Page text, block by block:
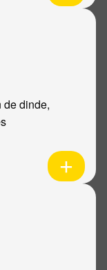
de dinde,